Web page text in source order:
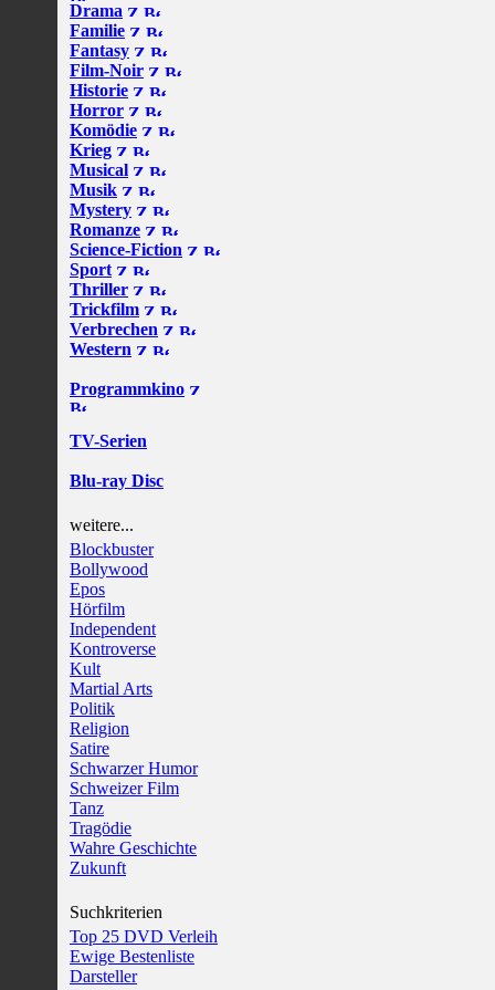
Drama
Familie
Fantasy
Film-Noir
Historie
Horror
Komödie
Krieg
Musical
Musik
Mystery
Romanze
Science-Fiction
Sport
Thriller
Trickfilm
Verbrechen
Western
Programmkino
TV-Serien
Blu-ray Disc
weitere...
Blockbuster
Bollywood
Epos
Hörfilm
Independent
Kontroverse
Kult
Martial Arts
Politik
Religion
Satire
Schwarzer Humor
Schweizer Film
Tanz
Tragödie
Wahre Geschichte
Zukunft
Suchkriterien
Top 25 DVD Verleih
Ewige Bestenliste
Darsteller